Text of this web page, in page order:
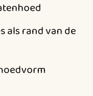
als rand van de